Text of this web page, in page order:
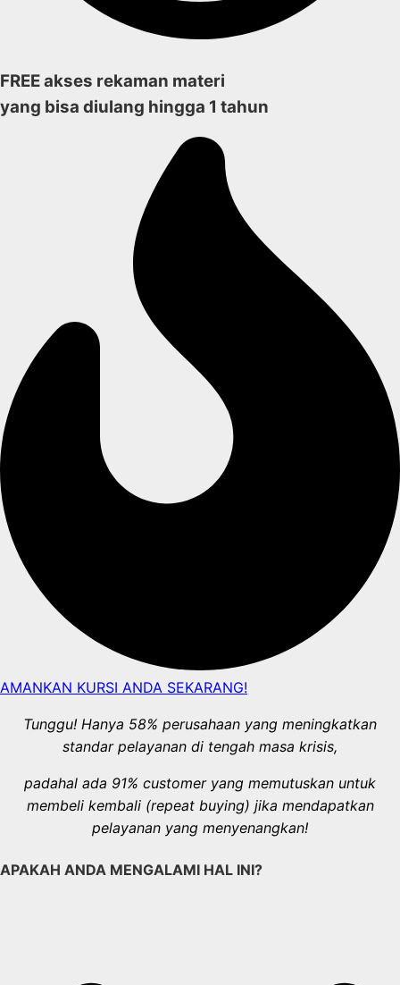
FREE akses rekaman materi
yang bisa diulang hingga 1 tahun
AMANKAN KURSI ANDA SEKARANG!
Tunggu! Hanya 58% perusahaan yang meningkatkan
standar pelayanan di tengah masa krisis,
padahal ada 91% customer yang memutuskan untuk
membeli kembali (repeat buying) jika mendapatkan
pelayanan yang menyenangkan!
APAKAH ANDA MENGALAMI HAL INI?